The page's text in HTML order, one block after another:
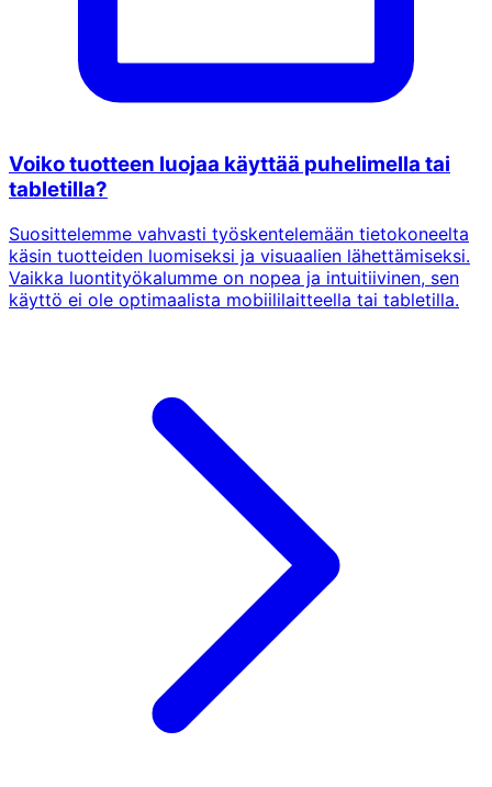
Voiko tuotteen luojaa käyttää puhelimella tai
tabletilla?
Suosittelemme vahvasti työskentelemään tietokoneelta
käsin tuotteiden luomiseksi ja visuaalien lähettämiseksi.
Vaikka luontityökalumme on nopea ja intuitiivinen, sen
käyttö ei ole optimaalista mobiililaitteella tai tabletilla.